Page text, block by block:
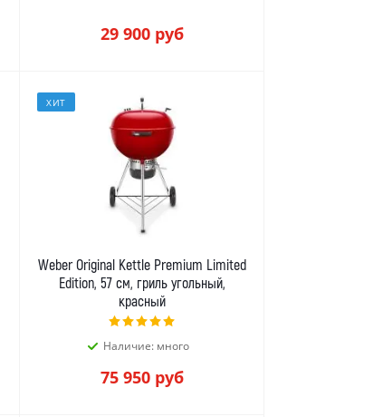
29 900 руб
ХИТ
Weber Original Kettle Premium Limited
Edition, 57 см, гриль угольный,
красный
Наличие: много
75 950 руб